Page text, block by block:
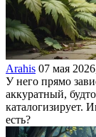
Arahis 07 мая
У него прямо
аккуратный,
каталогизирует.
есть?